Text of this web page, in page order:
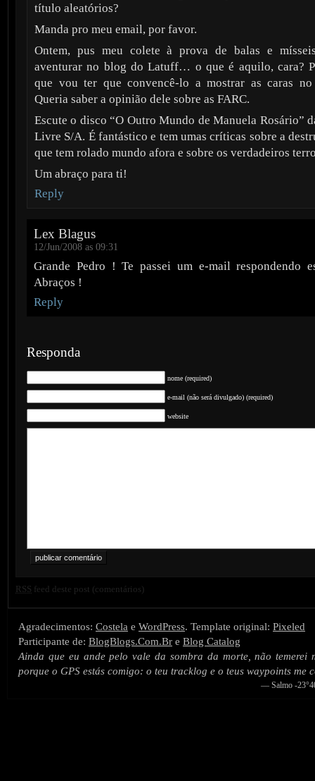
título aleatórios?
Manda pro meu email, por favor.
Ontem, pus meu colete à prova de balas e
aventurar no blog do Latuff… o que é aquilo, cara?
que vou ter que convencê-lo a mostrar as caras
Queria saber a opinião dele sobre as FARC.
Escute o disco “O Outro Mundo de Manuela Rosário”
Livre S/A. É fantástico e tem umas críticas sobre a
que tem rolado mundo afora e sobre os verdadeiros
Um abraço para ti!
Reply
Lex Blagus
12/Jun/2008 as 09:31
Grande Pedro ! Te passei um e-mail respondendo
Abraços !
Reply
Responda
nome (required)
e-mail (não será divulgado) (required)
website
RSS feed deste post (comentários)
Agradecimentos: Costela e WordPress. Template original: Pixeled
Participante de: BlogBlogs.Com.Br e Blog Catalog
Ainda que eu ande pelo vale da sombra da morte, não temerei
porque o GPS estás comigo: o teu tracklog e o teus waypoints me
— Salmo -